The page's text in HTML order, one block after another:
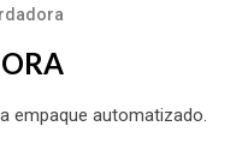
empaque automatizado.